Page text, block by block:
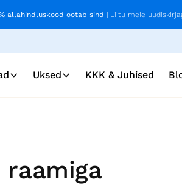
allahindluskood ootab sind | Liitu meie
Uksed KKK & Juhised
raamiga